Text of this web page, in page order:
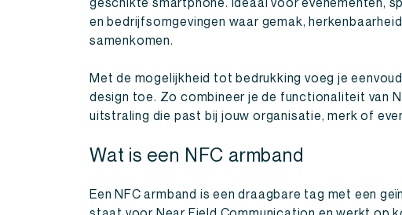
en bedrijfsomgevingen waar gemak,
samenkomen.
Met de mogelijkheid tot bedrukking voeg je
design toe. Zo combineer je de functionaliteit van
uitstraling die past bij jouw organisatie, merk of
Wat is een NFC armband
Een NFC armband is een draagbare tag met een